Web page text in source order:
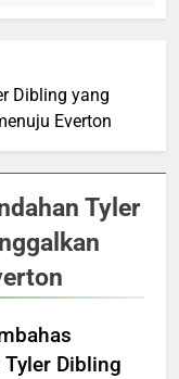
Dibling yang
Everton
Tyler
Dibling